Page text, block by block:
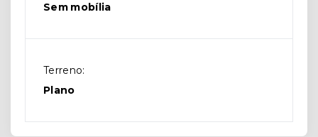
Sem mobília
Terreno:
Plano